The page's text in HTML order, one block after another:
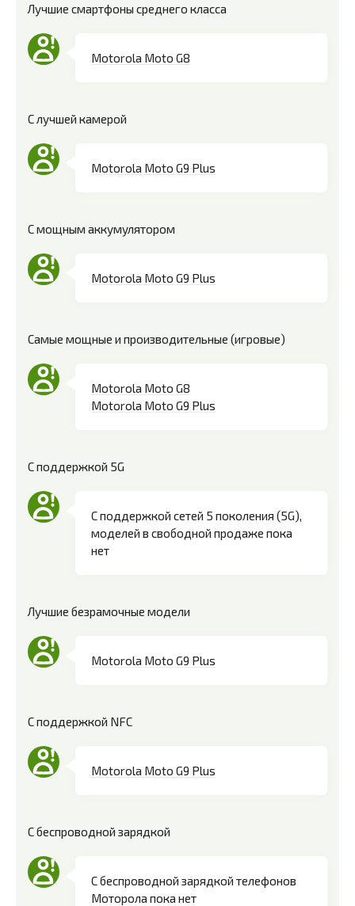
Лучшие смартфоны среднего класса
Motorola Moto G8
С лучшей камерой
Motorola Moto G9 Plus
С мощным аккумулятором
Motorola Moto G9 Plus
Самые мощные и производительные (игровые)
Motorola Moto G8
Motorola Moto G9 Plus
С поддержкой 5G
С поддержкой сетей 5 поколения (5G),
моделей в свободной продаже пока
нет
Лучшие безрамочные модели
Motorola Moto G9 Plus
С поддержкой NFC
Motorola Moto G9 Plus
С беспроводной зарядкой
С беспроводной зарядкой телефонов
Моторола пока нет